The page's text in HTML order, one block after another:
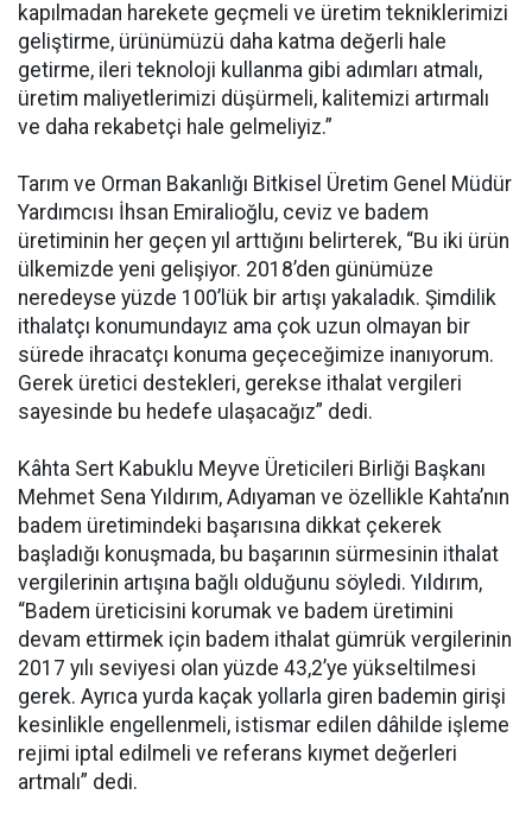
kapılmadan harekete geçmeli ve üretim tekniklerimizi
geliştirme, ürünümüzü daha katma değerli hale
getirme, ileri teknoloji kullanma gibi adımları atmalı,
üretim maliyetlerimizi düşürmeli, kalitemizi artırmalı
ve daha rekabetçi hale gelmeliyiz.”
Tarım ve Orman Bakanlığı Bitkisel Üretim Genel Müdür
Yardımcısı İhsan Emiralioğlu, ceviz ve badem
üretiminin her geçen yıl arttığını belirterek, “Bu iki ürün
ülkemizde yeni gelişiyor. 2018’den günümüze
neredeyse yüzde 100’lük bir artışı yakaladık. Şimdilik
ithalatçı konumundayız ama çok uzun olmayan bir
sürede ihracatçı konuma geçeceğimize inanıyorum.
Gerek üretici destekleri, gerekse ithalat vergileri
sayesinde bu hedefe ulaşacağız” dedi.
Kâhta Sert Kabuklu Meyve Üreticileri Birliği Başkanı
Mehmet Sena Yıldırım, Adıyaman ve özellikle Kahta’nın
badem üretimindeki başarısına dikkat çekerek
başladığı konuşmada, bu başarının sürmesinin ithalat
vergilerinin artışına bağlı olduğunu söyledi. Yıldırım,
“Badem üreticisini korumak ve badem üretimini
devam ettirmek için badem ithalat gümrük vergilerinin
2017 yılı seviyesi olan yüzde 43,2’ye yükseltilmesi
gerek. Ayrıca yurda kaçak yollarla giren bademin girişi
kesinlikle engellenmeli, istismar edilen dâhilde işleme
rejimi iptal edilmeli ve referans kıymet değerleri
artmalı” dedi.